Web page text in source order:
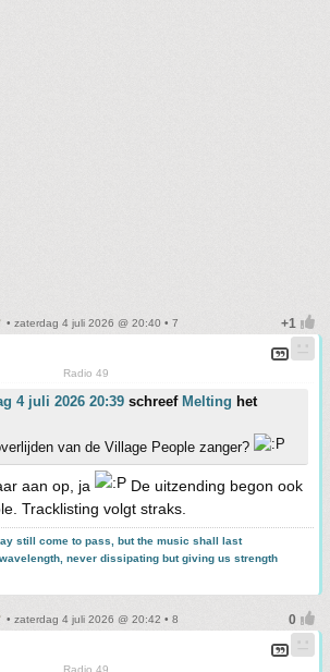
• zaterdag 4 juli 2026 @ 20:40 • 7
Radio 49
4 juli 2026 20:39 schreef Melting het
van de Village People zanger?
aan op, ja
De uitzending begon ook
Tracklisting volgt straks.
still come to pass, but the music shall last
never dissipating but giving us strength
• zaterdag 4 juli 2026 @ 20:42 • 8
Radio 49